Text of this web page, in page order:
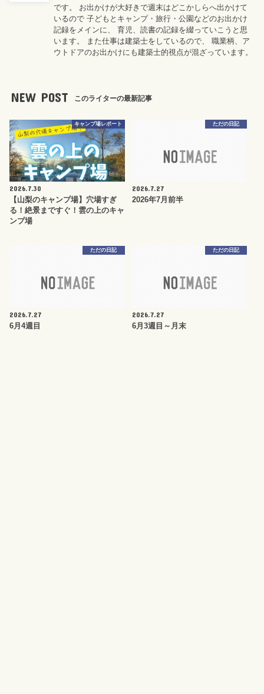
です。 お出かけが大好きで週末はどこかしらへ出かけて
いるので 子どもとキャンプ・旅行・公園などのお出かけ
記録をメインに、 育児、読書の記録を綴っていこうと思
います。 また仕事は建築士をしているので、 職業柄、ア
ウトドアのお出かけにも建築士的視点が混ざっています。
NEW POST このライターの最新記事
キャンプ場レポート
2026.7.30
【山梨のキャンプ場】穴場すぎ
る！絶景まですぐ！雲の上のキャ
ンプ場
ただの日記
2026.7.27
2026年7月前半
ただの日記
2026.7.27
6月4週目
ただの日記
2026.7.27
6月3週目～月末